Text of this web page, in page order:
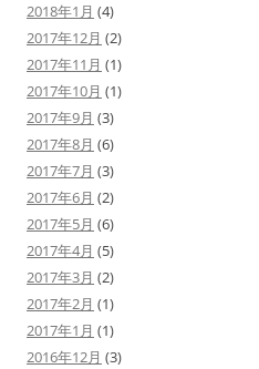
2018年1月 (4)
2017年12月 (2)
2017年11月 (1)
2017年10月 (1)
2017年9月 (3)
2017年8月 (6)
2017年7月 (3)
2017年6月 (2)
2017年5月 (6)
2017年4月 (5)
2017年3月 (2)
2017年2月 (1)
2017年1月 (1)
2016年12月 (3)